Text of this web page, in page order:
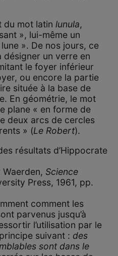
du mot latin lunula,
», lui-même un
lune ». De nos jours, ce
un verre en
le foyer inférieur
ou encore la partie
située à la base de
En géométrie, le mot
plane « en forme de
deux arcs de cercles
» (Le Robert).
résultats d’Hippocrate
Science
Press, 1961, pp.
comment les
parvenus jusqu’à
l’utilisation par le
suivant : des
sont dans le